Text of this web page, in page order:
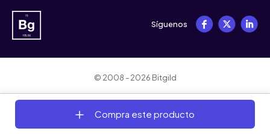
Síguenos
© 2008 - 2026 Bitgild
Términos y condiciones Privacidad Cookies
Compra este producto